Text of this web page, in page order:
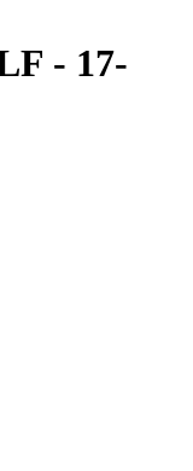
- 17-